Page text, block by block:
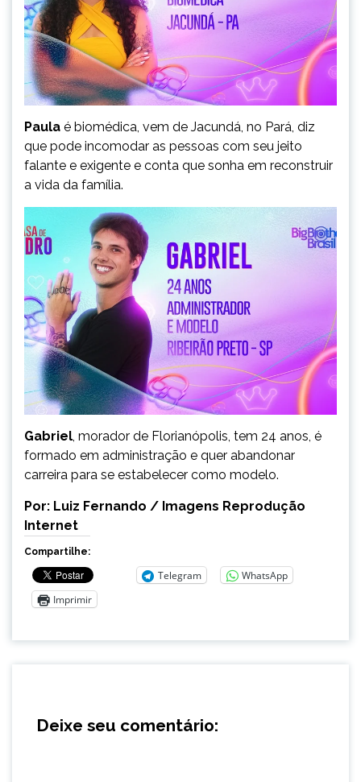
Paula é biomédica, vem de Jacundá, no Pará, diz
que pode incomodar as pessoas com seu jeito
falante e exigente e conta que sonha em reconstruir
a vida da família.
Gabriel, morador de Florianópolis, tem 24 anos, é
formado em administração e quer abandonar
carreira para se estabelecer como modelo.
Por: Luiz Fernando / Imagens Reprodução
Internet
Compartilhe:
Telegram
WhatsApp
Imprimir
Deixe seu comentário: